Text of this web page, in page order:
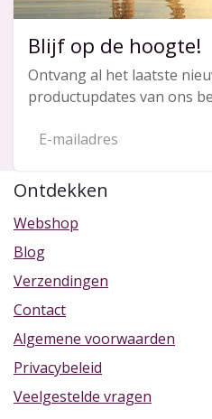
Blijf op de hoogte!
Ontvang al het laatste
productupdates van ons
Ontdekken
Webshop
Blog
Verzendingen
Contact
Algemene voorwaarden
Privacybeleid
Veelgestelde vragen